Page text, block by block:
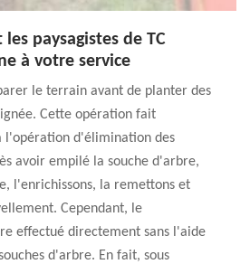
paysagistes de TC
à votre service
le terrain avant de planter des
Cette opération fait
l'opération d'élimination des
avoir empilé la souche d'arbre,
l'enrichissons, la remettons et
Cependant, le
effectué directement sans l'aide
d'arbre. En fait, sous